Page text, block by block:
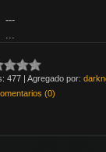
---
477 | Agregado por:
(0)